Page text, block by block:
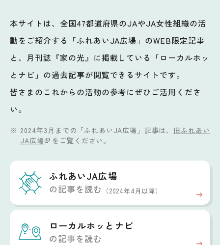
本サイトは、全国47都道府県のJAやJA女性組織の活
動をご紹介する「ふれあいJA広場」のWEB限定記事
と、月刊誌『家の光』に掲載している「ローカルホッ
とナビ」の過去記事が閲覧できるサイトです。
皆さまのこれからの活動の参考にぜひご活用くださ
い。
2024年3月までの「ふれあいJA広場」記事は、 旧ふれあい
JA広場
をご覧ください。
ふれあいJA広場
の記事を読む （2024年4月以降）
ローカルホッと ナビ
の記事を読む